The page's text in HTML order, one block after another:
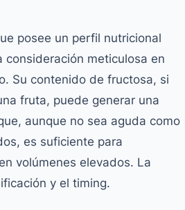
posee un perfil nutricional
consideración meticulosa en
Su contenido de fructosa, si
fruta, puede generar una
aunque no sea aguda como
es suficiente para
volúmenes elevados. La
y el timing.